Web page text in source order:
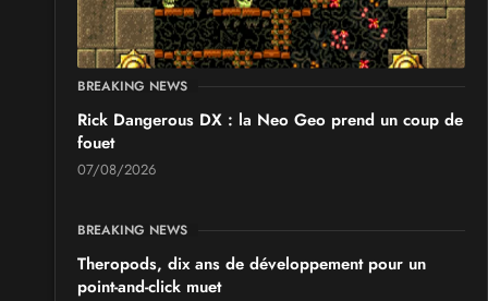
BREAKING NEWS
Rick Dangerous DX : la Neo Geo prend un coup de
fouet
07/08/2026
BREAKING NEWS
Theropods, dix ans de développement pour un
point-and-click muet